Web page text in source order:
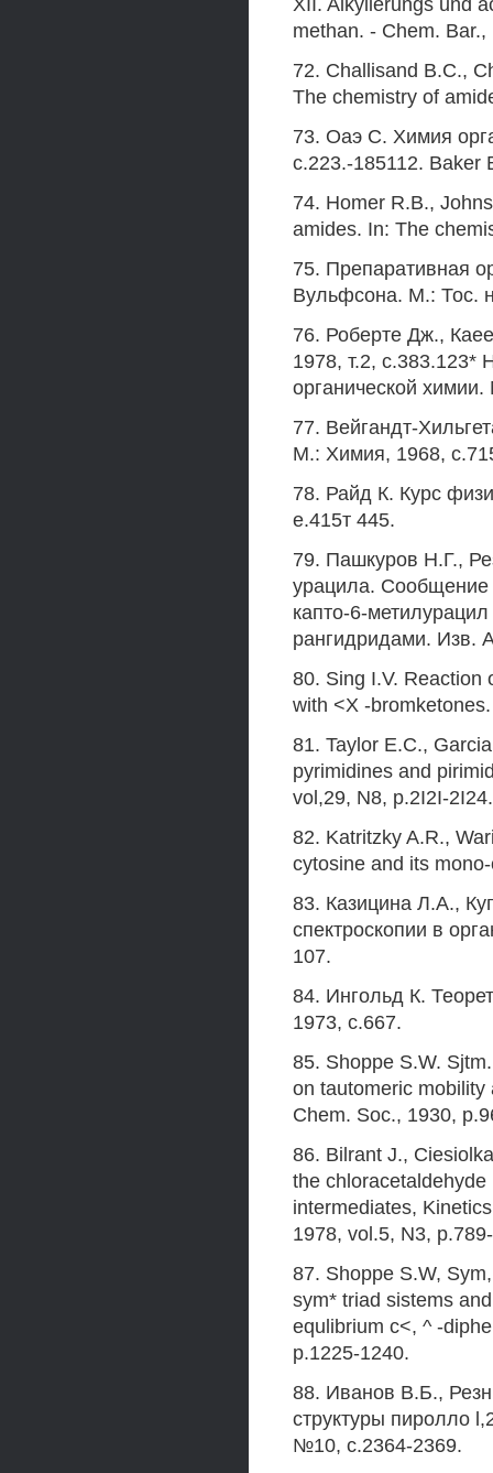
XII. Alkylierungs und
methan. - Chem.
72. Challisand B.C.,
The chemistry of
73. Оаэ С. Химия
с.223.-185112. Baker
74. Homer R.B.,
amides. In: The
75. Препаративная
Вульфсона. М.: Тос.
76. Роберте Дж.,
1978, т.2,
органической
77. Вейгандт-
М.: Химия, 1968,
78. Райд К. Курс
е.415т 445.
79. Пашкуров Н.Г.,
урацила. Сообщение
капто-6-
рангидридами. Изв.
80. Sing I.V. Reaction
with <X -
81. Taylor E.C.,
pyrimidines and
vol,29, N8, p.2I2I-2I24.
82. Katritzky A.R.,
cytosine and its
83. Казицина Л.А.,
спектроскопии в
107.
84. Ингольд К.
1973, с.667.
85. Shoppe S.W.
on tautomeric
Chem. Soc., 1930,
86. Bilrant J.,
the
intermediates,
1978, vol.5, N3,
87. Shoppe S.W,
sym* triad sistems
equlibrium c<, ^ -
p.1225-1240.
88. Иванов В.Б.,
структуры пиролло
№10, с.2364-2369.